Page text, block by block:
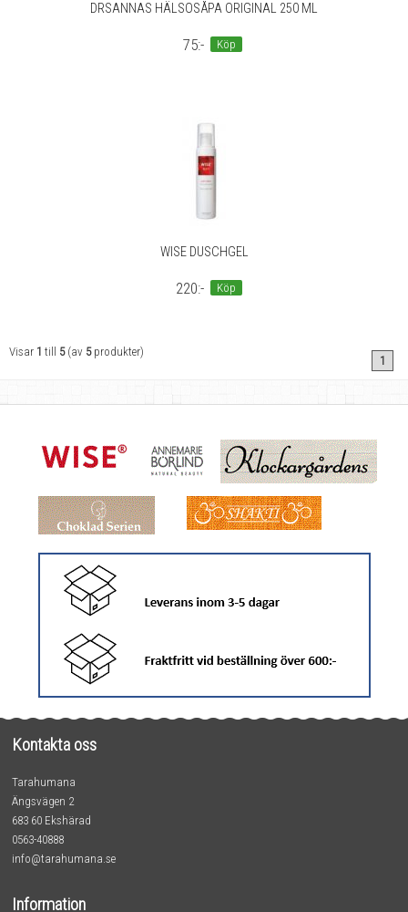
DRSANNAS HÄLSOSÅPA ORIGINAL 250 ML
75:- Köp
WISE DUSCHGEL
220:- Köp
Visar 1 till 5(av 5produkter)
1
Kontakta oss
Tarahumana
Ängsvägen 2
683 60 Ekshärad
0563-40888
info@tarahumana.se
Information